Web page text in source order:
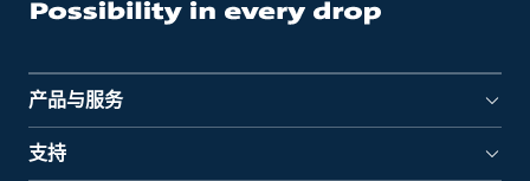
产品与服务
支持